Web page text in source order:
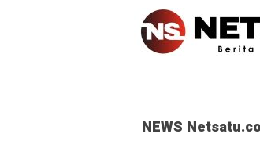
NEWS
HUKUM &